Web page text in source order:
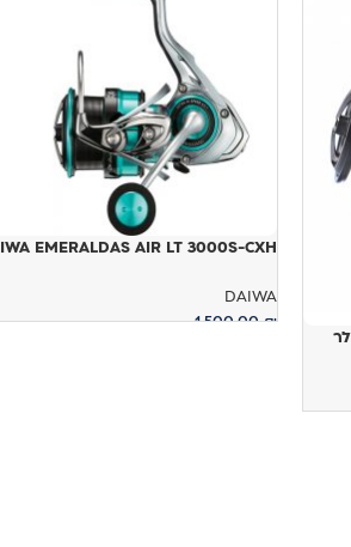
EMERALDAS AIR LT 3000S-CXH
DAIWA
1,500.00₪